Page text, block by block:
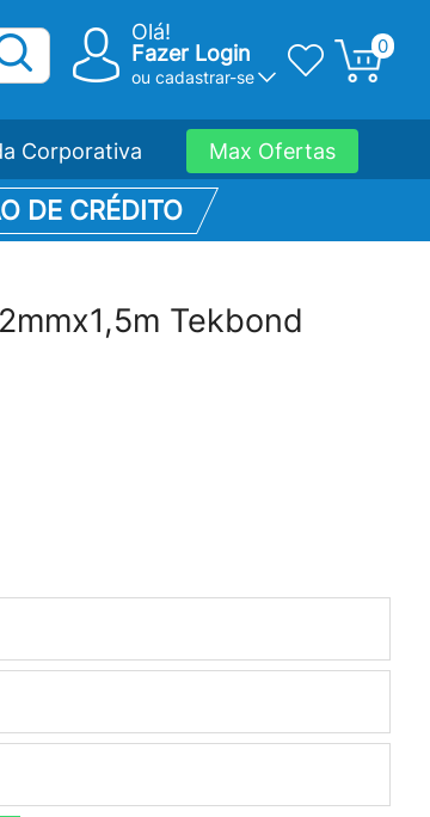
Olá!
Fazer Login
ou cadastrar-se
0
Corporativa Max Ofertas
DE CRÉDITO
Tekbond